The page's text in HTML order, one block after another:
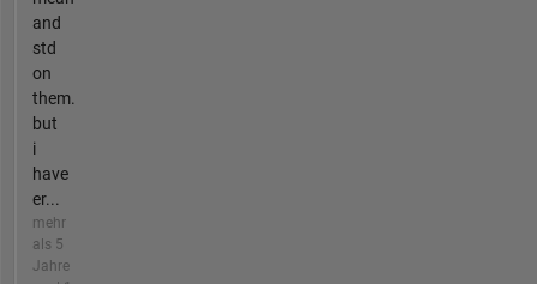
and
std
on
them.
but
i
have
er...
mehr
als 5
Jahre